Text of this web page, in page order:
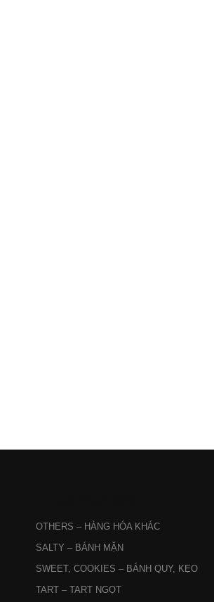
OTHERS – HÀNG HÓA KHÁC
SALTY – BÁNH MẶN
SWEET, COOKIES – BÁNH QUY, KẸO
TART – TART NGỌT